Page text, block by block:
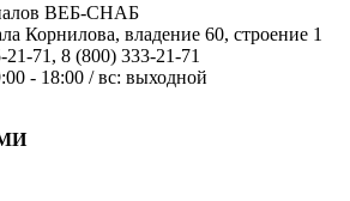
ВЕБ-СНАБ
Корнилова, владение 60, строение 1
21-71 , 8 (800) 333-21-71
- 18:00 / вс: выходной